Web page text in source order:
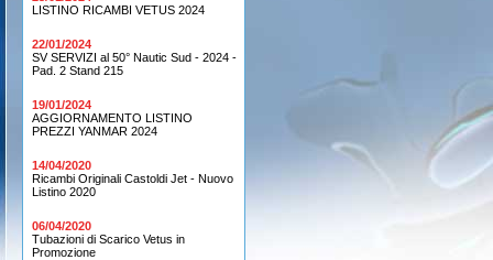
LISTINO RICAMBI VETUS 2024
22/01/2024
SV SERVIZI al 50° Nautic Sud - 2024 -
Pad. 2 Stand 215
19/01/2024
AGGIORNAMENTO LISTINO
PREZZI YANMAR 2024
14/04/2020
Ricambi Originali Castoldi Jet - Nuovo
Listino 2020
06/04/2020
Tubazioni di Scarico Vetus in
Promozione